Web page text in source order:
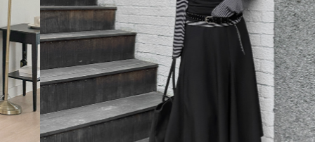
신상 5%
베스트
MADE
세트할인 ~30%
아우터
티셔츠
니트